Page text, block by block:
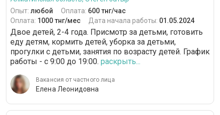
Опыт: любой Оплата: 600 тнг/час
Оплата: 1000 тнг/мес Дата начала работы: 01.05.2024
Двое детей, 2-4 года. Присмотр за детьми, готовить
еду детям, кормить детей, уборка за детьми,
прогулки с детьми, занятия по возрасту детей. График
работы - с 9:00 до 19:00. раскрыть...
Вакансия от частного лица
Елена Леонидовна